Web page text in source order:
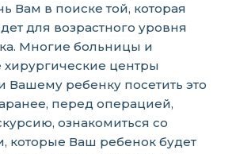
Вам в поиске той, которая
для возрастного уровня
Многие больницы и
центры
Вашему ребенку посетить это
перед операцией,
ознакомиться со
которые Ваш ребенок будет